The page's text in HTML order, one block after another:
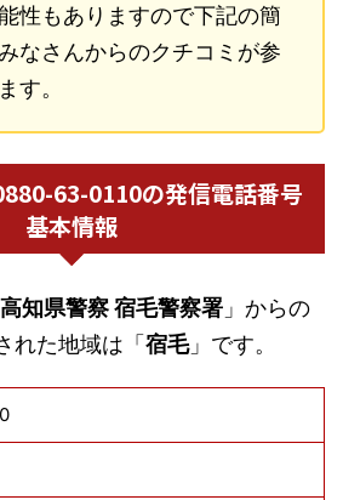
性もありますので下記の簡
なさんからのクチコミが参
す。
63-0110の発信電話番号
基本情報
高知県警察 宿毛警察署 」からの
れた地域は「宿毛」です。